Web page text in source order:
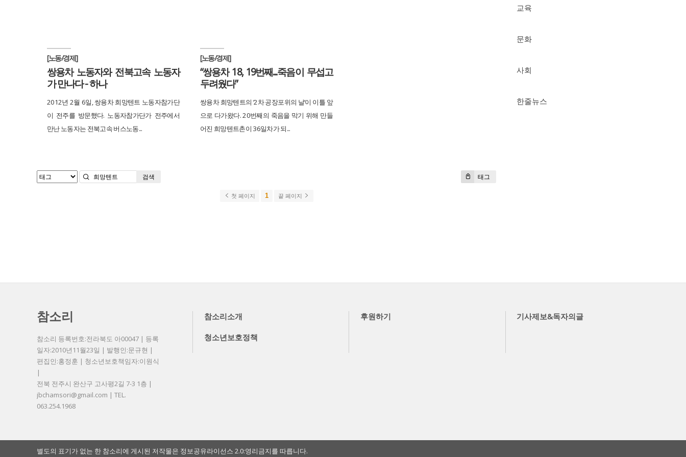
교육
문화
사회
한줄뉴스
[노동/경제]
쌍용차 노동자와 전북고속 노동자
가 만나다 - 하나
2012년 2월 6일, 쌍용차 희망텐트 노동자참가단
이 전주를 방문했다. 노동자참가단가 전주에서
만난 노동자는 전북고속 버스노동...
[노동/경제]
“쌍용차 18, 19번째...죽음이 무섭고
두려웠다”
쌍용차 희망텐트의 ‘2차 공장포위의 날’이 이틀 앞
으로 다가왔다. 20번째의 죽음을 막기 위해 만들
어진 희망텐트촌이 36일차가 되...
태그
검색
첫 페이지 1 끝 페이지
참소리
참소리 등록번호:전라북도 아00047 | 등록
일자:2010년11월23일 | 발행인:문규현 |
편집인:홍정훈 | 청소년보호책임자:이원식
|
전북 전주시 완산구 고사평2길 7-3 1층 |
jbchamsori@gmail.com | TEL.
063.254.1968
참소리소개 후원하기 기사제보&독자의글
청소년보호정책
별도의 표기가 없는 한 참소리에 게시된 저작물은 정보공유라이선스 2.0:영리금지를 따릅니다.